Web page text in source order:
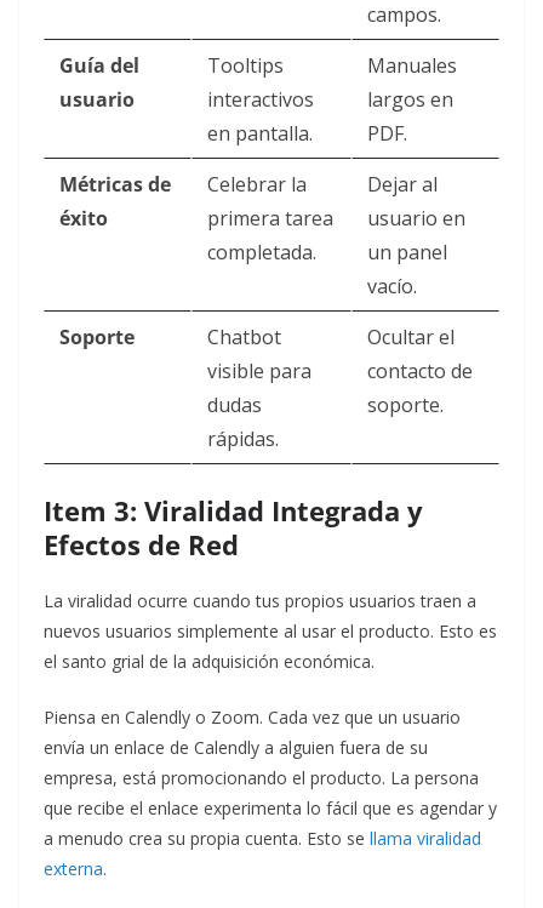
campos.
Guía del
usuario
Tooltips
interactivos
en pantalla.
Manuales
largos en
PDF.
Métricas de
éxito
Celebrar la
primera tarea
completada.
Dejar al
usuario en
un panel
vacío.
Soporte
Chatbot
visible para
dudas
rápidas.
Ocultar el
contacto de
soporte.
Item 3: Viralidad Integrada y
Efectos de Red
La viralidad ocurre cuando tus propios usuarios traen a
nuevos usuarios simplemente al usar el producto. Esto es
el santo grial de la adquisición económica.
Piensa en Calendly o Zoom. Cada vez que un usuario
envía un enlace de Calendly a alguien fuera de su
empresa, está promocionando el producto. La persona
que recibe el enlace experimenta lo fácil que es agendar y
a menudo crea su propia cuenta. Esto se llama viralidad
externa.